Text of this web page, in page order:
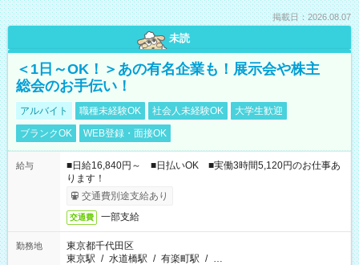
掲載日：2026.08.07
未読
＜1日～OK！＞あの有名企業も！展示会や株主
総会のお手伝い！
アルバイト 職種未経験OK 社会人未経験OK
大学生歓迎
ブランクOK
WEB登録・面接OK
給与
■日給16,840円～ ■日払いOK ■実働3時間5,120円のお仕事あ
ります！
交通費別途支給あり
交通費 一部支給
勤務地
東京都千代田区
東京駅 / 水道橋駅 / 有楽町駅 / …